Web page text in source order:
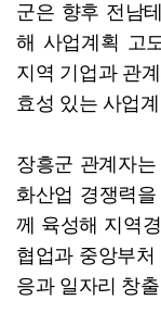
군은 향후 전남
해 사업계획 고
지역 기업과 관
효성 있는 사업
장흥군 관계자
화산업 경쟁력
께 육성해 지역
협업과 중앙부
응과 일자리 창